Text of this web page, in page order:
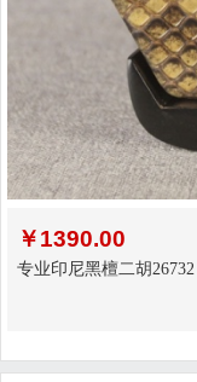
￥1390.00
专业印尼黑檀二胡26732